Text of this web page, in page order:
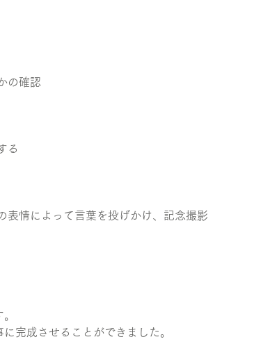
の確認
る
情によって言葉を投げかけ、記念撮影
完成させることができました。